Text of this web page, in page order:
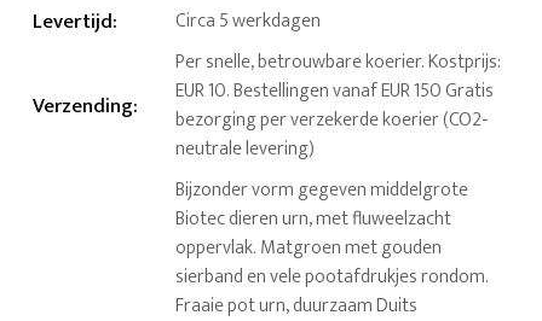
Levertijd: Circa 5 werkdagen
Verzending:
Per snelle, betrouwbare koerier. Kostprijs:
EUR 10. Bestellingen vanaf EUR 150 Gratis
bezorging per verzekerde koerier (CO2-
neutrale levering)
Bijzonder vorm gegeven middelgrote
Biotec dieren urn, met fluweelzacht
oppervlak. Matgroen met gouden
sierband en vele pootafdrukjes rondom.
Fraaie pot urn, duurzaam Duits